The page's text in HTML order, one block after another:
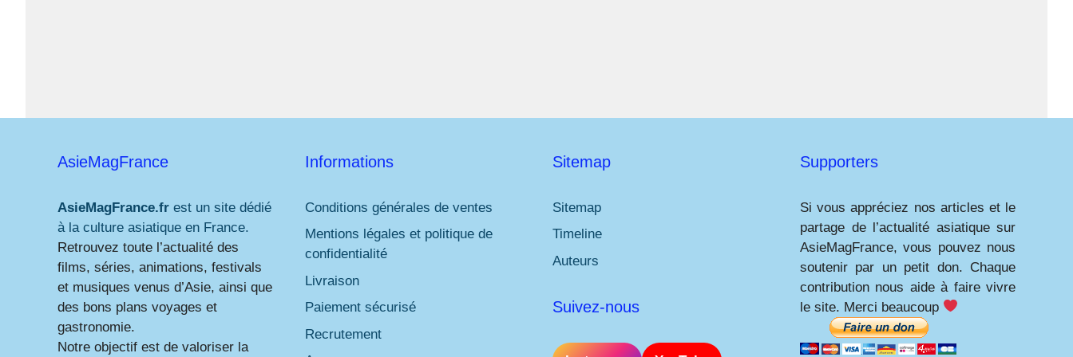
AsieMagFrance
AsieMagFrance.fr est un site dédié
à la culture asiatique en France.
Retrouvez toute l’actualité des
films, séries, animations, festivals
et musiques venus d’Asie, ainsi que
des bons plans voyages et
gastronomie.
Notre objectif est de valoriser la
Informations
Conditions générales de ventes
Mentions légales et politique de
confidentialité
Livraison
Paiement sécurisé
Recrutement
Sitemap
Sitemap
Timeline
Auteurs
Suivez-nous
Supporters
Si vous appréciez nos articles et le
partage de l’actualité asiatique sur
AsieMagFrance, vous pouvez nous
soutenir par un petit don. Chaque
contribution nous aide à faire vivre
le site. Merci beaucoup